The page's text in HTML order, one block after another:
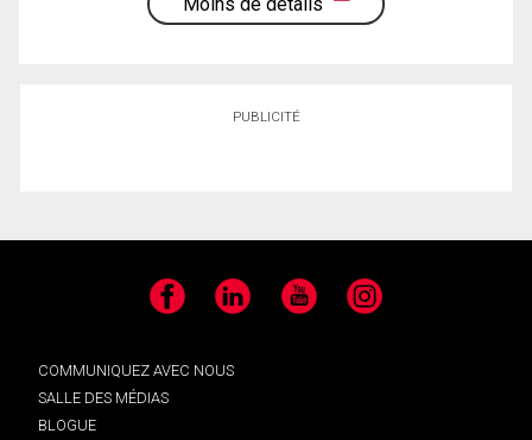
PUBLICITÉ
Facebook LinkedIn YouTube Instagram
COMMUNIQUEZ AVEC NOUS
SALLE DES MÉDIAS
BLOGUE